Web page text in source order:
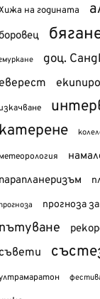
на годината
доц.
прогноза